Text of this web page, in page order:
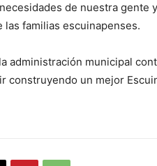
de nuestra gente
familias escuinapenses.
administración municipal
construyendo un mejor